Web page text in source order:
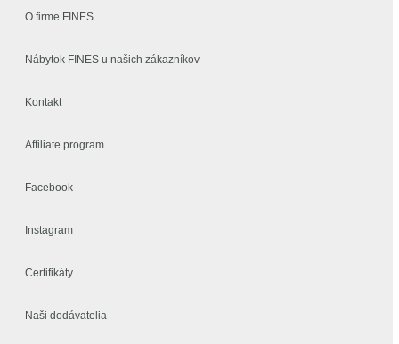
O firme FINES
Nábytok FINES u našich zákazníkov
Kontakt
Affiliate program
Facebook
Instagram
Certifikáty
Naši dodávatelia